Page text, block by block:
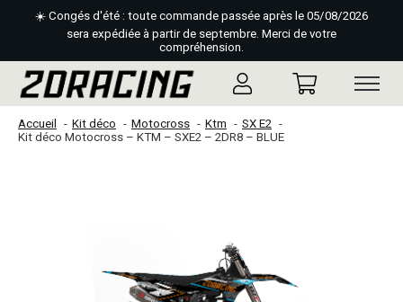
☀️ Congés d'été : toute commande passée après le 05/08/2026
sera expédiée à partir de septembre. Merci de votre
compréhension.
Accueil Kit déco Motocross Ktm
SX E2
Kit déco Motocross – KTM – SXE2 – 2DR8 – BLUE